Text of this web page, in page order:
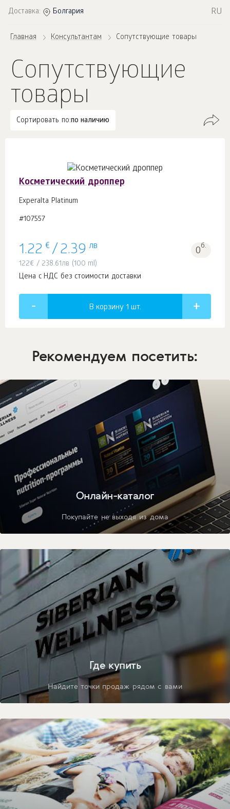
Доставка: Болгария RU
Главная Консультантам Сопутствующие товары
Сопутствующие
товары
Сортировать по:по наличию
Косметический дроппер
Experalta Platinum
#107557
1.22 € /2.39 лв 0б.
122€ / 238.61лв (100 ml)
Цена с НДС без стоимости доставки
В корзину 1 шт.
Рекомендуем посетить:
Онлайн-каталог
Покупайте не выходя из дома
Где купить
Найдите точки продаж рядом с вами